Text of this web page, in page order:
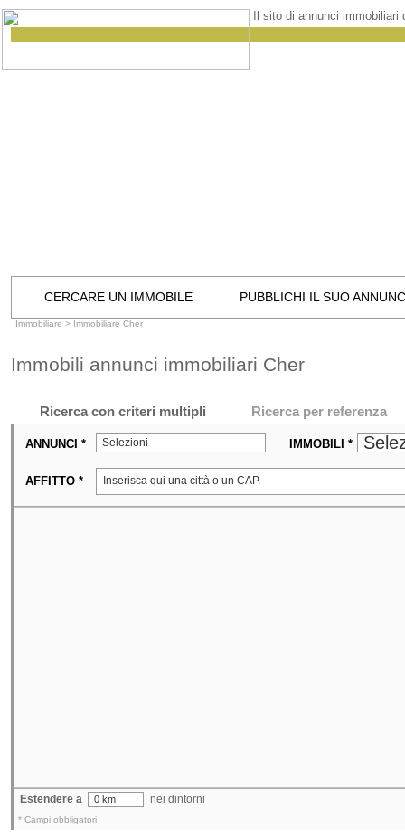
Il sito di annunci immobiliari
CERCARE UN IMMOBILE PUBBLICHI IL SUO
Immobiliare > Immobiliare Cher
Immobili annunci immobiliari Cher
Ricerca con criteri multipli Ricerca per referenza
ANNUNCI * Selezioni IMMOBILI *
AFFITTO *
Estendere a 0 km nei dintorni
* Campi obbligatori